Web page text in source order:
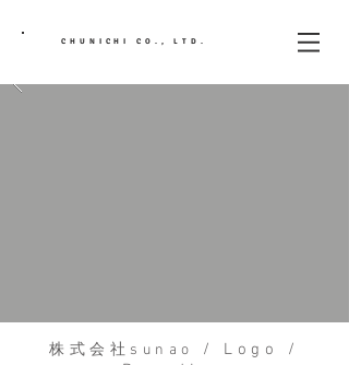
CHUNICHI CO., LTD.
株式会社sunao
/ Logo /